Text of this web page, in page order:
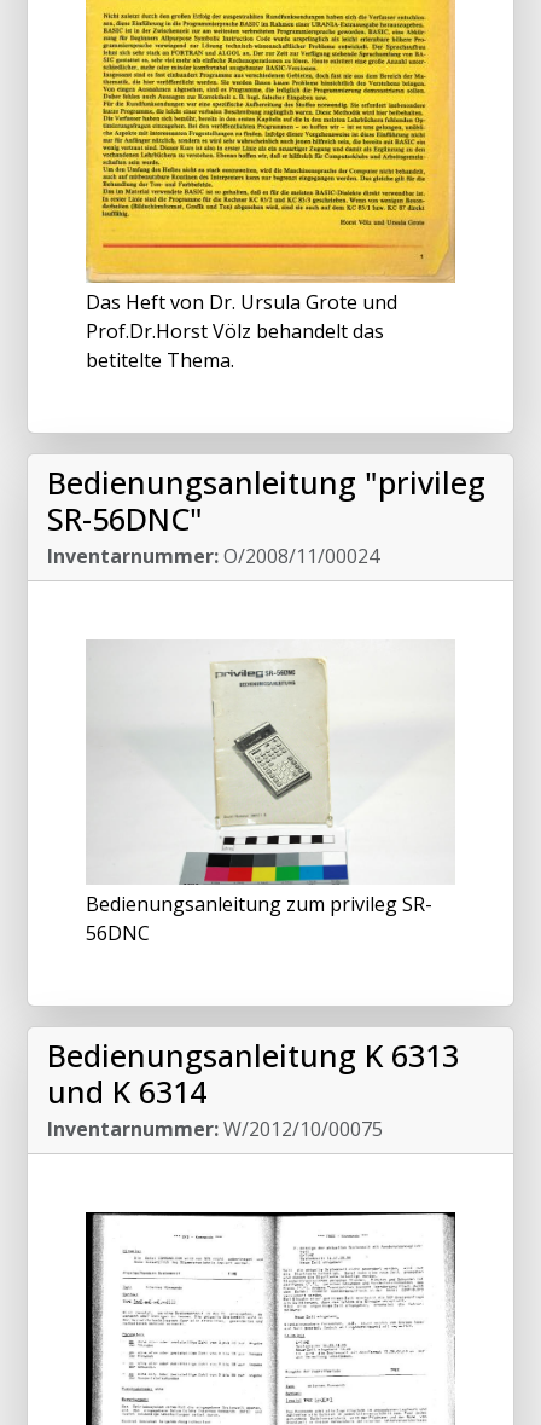
Das Heft von Dr. Ursula Grote und
Prof.Dr.Horst Völz behandelt das
betitelte Thema.
Bedienungsanleitung "privileg
SR-56DNC"
Inventarnummer:O/2008/11/00024
Bedienungsanleitung zum privileg SR-
56DNC
Bedienungsanleitung K 6313
und K 6314
Inventarnummer:W/2012/10/00075